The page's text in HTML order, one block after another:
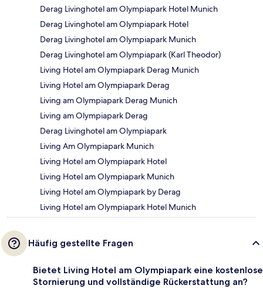
Derag Livinghotel am Olympiapark Hotel Munich
Derag Livinghotel am Olympiapark Hotel
Derag Livinghotel am Olympiapark Munich
Derag Livinghotel am Olympiapark (Karl Theodor)
Living Hotel am Olympiapark Derag Munich
Living Hotel am Olympiapark Derag
Living am Olympiapark Derag Munich
Living am Olympiapark Derag
Derag Livinghotel am Olympiapark
Living Am Olympiapark Munich
Living Hotel am Olympiapark Hotel
Living Hotel am Olympiapark Munich
Living Hotel am Olympiapark by Derag
Living Hotel am Olympiapark Hotel Munich
Häufig gestellte Fragen
Bietet Living Hotel am Olympiapark eine kostenlose
Stornierung und vollständige Rückerstattung an?